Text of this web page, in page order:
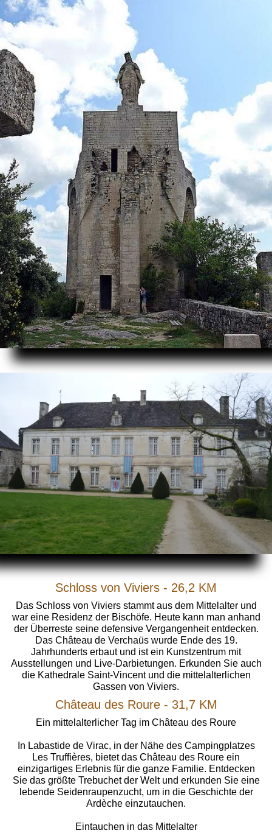
Schloss von Viviers - 26,2 KM
Das Schloss von Viviers stammt aus dem Mittelalter und
war eine Residenz der Bischöfe. Heute kann man anhand
der Überreste seine defensive Vergangenheit entdecken.
Das Château de Verchaüs wurde Ende des 19.
Jahrhunderts erbaut und ist ein Kunstzentrum mit
Ausstellungen und Live-Darbietungen. Erkunden Sie auch
die Kathedrale Saint-Vincent und die mittelalterlichen
Gassen von Viviers.
Château des Roure- 31,7 KM
Ein mittelalterlicher Tag im Château des Roure
In Labastide de Virac, in der Nähe des Campingplatzes
Les Truffières, bietet das Château des Roure ein
einzigartiges Erlebnis für die ganze Familie. Entdecken
Sie das größte Trebuchet der Welt und erkunden Sie eine
lebende Seidenraupenzucht, um in die Geschichte der
Ardèche einzutauchen.
Eintauchen in das Mittelalter